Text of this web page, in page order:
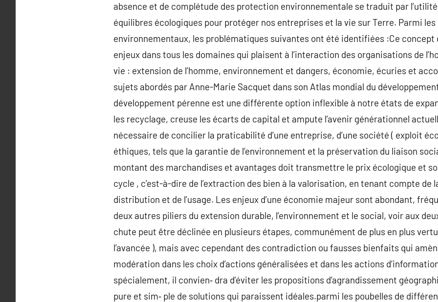
absence et de complétude des protection environnementale se traduit par
équilibres écologiques pour protéger nos entreprises et la vie sur Terre. Parmi
environnementaux, les problématiques suivantes ont été identifiées :Ce concept
enjeux dans tous les domaines qui plaisent à l’interaction des organisations de
vie : extension de l’homme, environnement et dangers, économie, écuries et
sujets abordés par Anne-Marie Sacquet dans son Atlas mondial du
développement pérenne est une différente option inflexible à notre états de
les recyclage, creuse les écarts de capital et ampute l’avenir générationnel
nécessaire de concilier la praticabilité d’une entreprise, d’une société ( exploit
éthiques, tels que la garantie de l’environnement et la préservation du liaison
montant des marchandises et avantages doit transmettre le prix écologique et
cycle , c’est-à-dire de l’extraction des bien à la valorisation, en tenant compte de
distribution et de l’usage. Les enjeux d’une économie majeur sont abondant,
deux autres piliers du extension durable, l’environnement et le social, voir aux
chute peut être déclinée en plusieurs étapes, communément de plus en plus
l’avancée ), mais avec cependant des contradiction ou fausses bienfaits qui
modération dans les choix d’actions généralisées et dans les actions
spécialement, il convien‑ dra d’éviter les propositions d’agrandissement
pure et sim‑ ple de solutions qui paraissent idéales.parmi les poubelles de